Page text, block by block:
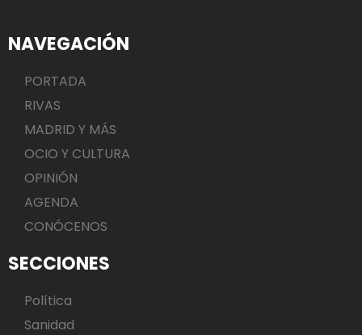
NAVEGACIÓN
PORTADA
RIVAS
MADRID Y MÁS
OCIO Y CULTURA
OPINIÓN
AGENDA
CONÓCENOS
SECCIONES
Política
Sanidad